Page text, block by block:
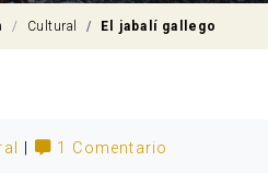
Cultural El jabalí gallego
1 Comentario